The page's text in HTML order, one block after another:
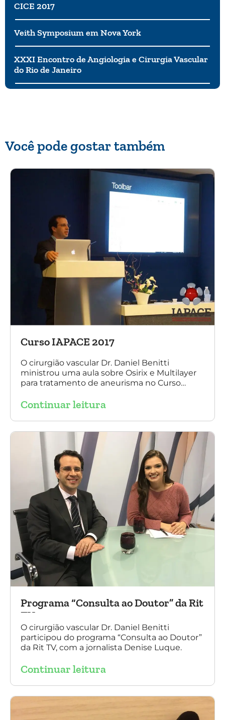
CICE 2017
Veith Symposium em Nova York
XXXI Encontro de Angiologia e Cirurgia Vascular
do Rio de Janeiro
Você pode gostar também
Curso IAPACE 2017
O cirurgião vascular Dr. Daniel Benitti
ministrou uma aula sobre Osirix e Multilayer
para tratamento de aneurisma no Curso
2017). Agradecemos a todos os participantes
Sergio Belczak pelo convite!
Continuar leitura
Programa “Consulta ao Doutor” da Rit
TV
O cirurgião vascular Dr. Daniel Benitti
participou do programa “Consulta ao Doutor”
da Rit TV, com a jornalista Denise Luque.
Continuar leitura